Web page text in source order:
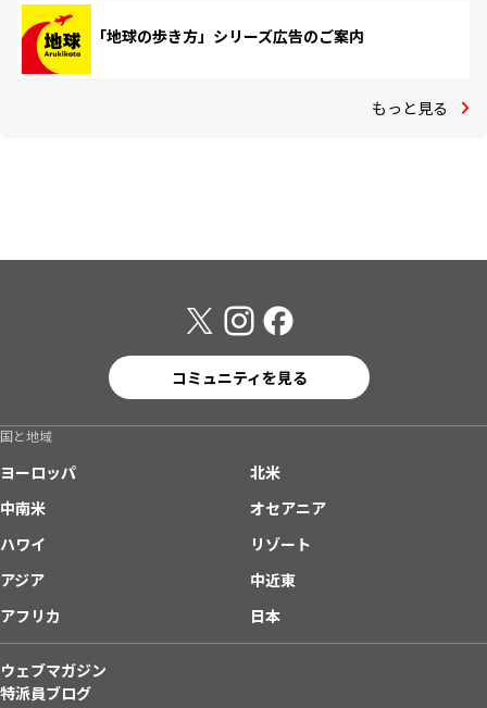
「地球の歩き方」シリーズ広告のご案内
もっと見る
コミュニティを見る
国と地域
ヨーロッパ
北米
中南米
オセアニア
ハワイ
リゾート
アジア
中近東
アフリカ
日本
ウェブマガジン
特派員ブログ